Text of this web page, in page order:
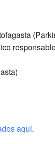
aquí.